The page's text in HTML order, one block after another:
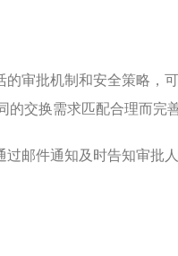
审批机制和安全策略，
交换需求匹配合理而完
邮件通知及时告知审批